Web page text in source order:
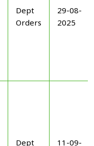
Dept
Orders
29-08-
2025
Dept
11-09-